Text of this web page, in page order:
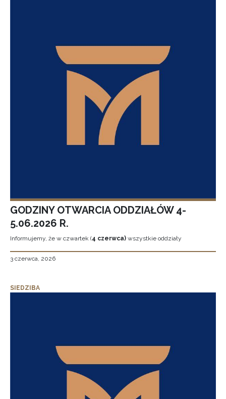
GODZINY OTWARCIA ODDZIAŁÓW 4-
5.06.2026 R.
Informujemy, że w czwartek (4 czerwca) wszystkie oddziały
3 czerwca, 2026
SIEDZIBA